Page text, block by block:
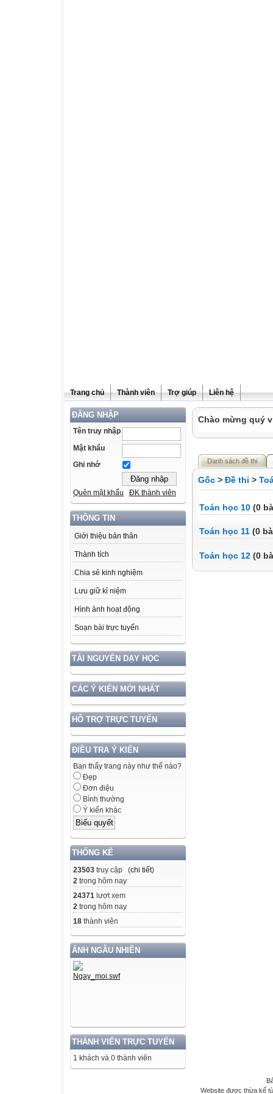
Trang chủ Thành viên Trợ giúp Liên hệ
ĐĂNG NHẬP
Tên truy nhập
Mật khẩu
Ghi nhớ
Quên mật khẩu ĐK thành viên
THÔNG TIN
Giới thiệu bản thân
Thành tích
Chia sẻ kinh nghiệm
Lưu giữ kỉ niệm
Hình ảnh hoạt động
Soạn bài trực tuyến
TÀI NGUYÊN DẠY HỌC
CÁC Ý KIẾN MỚI NHẤT
HỖ TRỢ TRỰC TUYẾN
ĐIỀU TRA Ý KIẾN
Bạn thấy trang này như thế nào?
Đẹp
Đơn điệu
Bình thường
Ý kiến khác
THỐNG KÊ
23503 truy cập (chi tiết)
2 trong hôm nay
24371 lượt xem
2 trong hôm nay
18 thành viên
ẢNH NGẪU NHIÊN
THÀNH VIÊN TRỰC TUYẾN
1 khách và 0 thành viên
Chào mừng quý
Danh sách đề thi
Gốc > Đề thi >
Toán học 10 (0
Toán học 11 (0
Toán học 12 (0
Website được thừa kế